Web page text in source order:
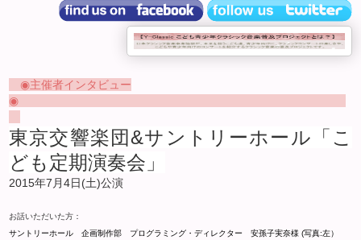
◉主催者インタビュー
◉
東京交響楽団&サントリーホール「こ
ども定期演奏会」
2015年7月4日(土)公演
お話いただいた方：
サントリーホール 企画制作部 プログラミング・ディレクター 安孫子実奈様 (写真:左）